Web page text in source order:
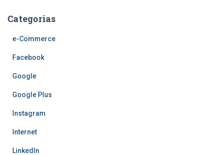
Categorias
e-Commerce
Facebook
Google
Google Plus
Instagram
Internet
LinkedIn